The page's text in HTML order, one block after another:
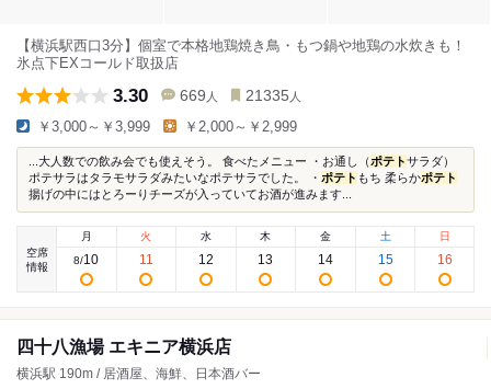
【横浜駅西口3分】個室で本格地鶏焼き鳥・もつ鍋や地鶏の水炊きも！
氷点下EXコールド取扱店
3.30 669 人 21335 人
￥3,000～￥3,999 ￥2,000～￥2,999
...大人数での飲み会でも使えそう。 食べたメニュー ・お通し（ ポテトサラダ）
ポテサラはタラモサラダみたいなポテサラでした。 ・ ポテト もち 柔らかポテト
揚げの中にはとろーりチーズが入っていてお酒が進みます...
空席
情報
月
8/10
火
11
水
12
木
13
金
14
土
15
日
16
四十八漁場 エキニア横浜店
横浜駅 190m / 居酒屋、海鮮、日本酒バー